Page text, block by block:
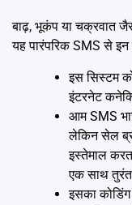
बाढ़, भूकंप या चक्रवात
यह पारंपरिक SMS से
इस सिस्टम
इंटरनेट
आम SMS
लेकिन सेल
इस्तेमाल
एक साथ
इसका